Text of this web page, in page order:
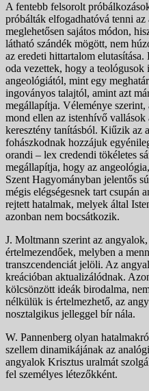
A fentebb felsorolt
próbálták elfogadhatóvá tenni
meglehetősen sajátos módon,
látható szándék mögött, nem
az eredeti hittartalom
oda vezettek, hogy a
angeológiától, mint egy
ingoványos talajtól, amint azt
megállapítja. Véleménye
mond ellen az istenhívő
keresztény tanításból. Kiűzik az
fohászkodnak hozzájuk
orandi – lex credendi tökéletes
megállapítja, hogy az
Szent Hagyományban jelentős
mégis elégségesnek tart csupán
rejtett hatalmak, melyek által
azonban nem bocsátkozik.
J. Moltmann szerint az
értelmezendőek, melyben a
transzcendenciát jelöli. Az
kreációban aktualizálódnak.
kölcsönzött ideák birodalma,
nélkülük is értelmezhető, az
nosztalgikus jelleggel bír nála.
W. Pannenberg olyan
szellem dinamikájának az
angyalok Krisztus uralmát
fel személyes létezőkként.